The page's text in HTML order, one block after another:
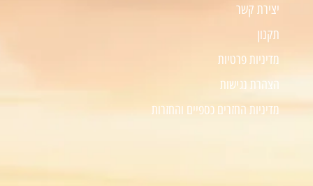
יצירת קשר
תקנון
מדיניות פרטיות
הצהרת נגישות
מדיניות החזרים כספיים והחזרות